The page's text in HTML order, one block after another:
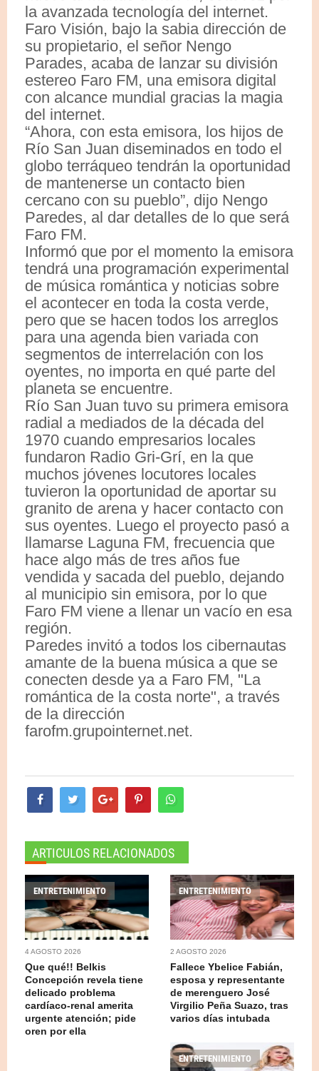
la avanzada tecnología del internet.
Faro Visión, bajo la sabia dirección de
su propietario, el señor Nengo
Parades, acaba de lanzar su división
estereo Faro FM, una emisora digital
con alcance mundial gracias la magia
del internet.
“Ahora, con esta emisora, los hijos de
Río San Juan diseminados en todo el
globo terráqueo tendrán la oportunidad
de mantenerse un contacto bien
cercano con su pueblo”, dijo Nengo
Paredes, al dar detalles de lo que será
Faro FM.
Informó que por el momento la emisora
tendrá una programación experimental
de música romántica y noticias sobre
el acontecer en toda la costa verde,
pero que se hacen todos los arreglos
para una agenda bien variada con
segmentos de interrelación con los
oyentes, no importa en qué parte del
planeta se encuentre.
Río San Juan tuvo su primera emisora
radial a mediados de la década del
1970 cuando empresarios locales
fundaron Radio Gri-Grí, en la que
muchos jóvenes locutores locales
tuvieron la oportunidad de aportar su
granito de arena y hacer contacto con
sus oyentes. Luego el proyecto pasó a
llamarse Laguna FM, frecuencia que
hace algo más de tres años fue
vendida y sacada del pueblo, dejando
al municipio sin emisora, por lo que
Faro FM viene a llenar un vacío en esa
región.
Paredes invitó a todos los cibernautas
amante de la buena música a que se
conecten desde ya a Faro FM, "La
romántica de la costa norte", a través
de la dirección
farofm.grupointernet.net.
ARTICULOS RELACIONADOS
ENTRETENIMIENTO
4 AGOSTO 2026
Que qué!! Belkis
Concepción revela tiene
delicado problema
cardíaco-renal amerita
urgente atención; pide
oren por ella
ENTRETENIMIENTO
2 AGOSTO 2026
Fallece Ybelice Fabián,
esposa y representante
de merenguero José
Virgilio Peña Suazo, tras
varios días intubada
ENTRETENIMIENTO